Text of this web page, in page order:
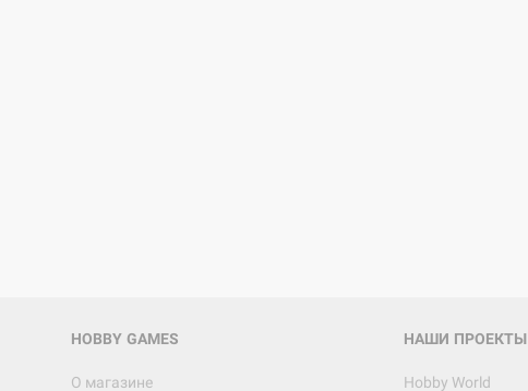
HOBBY GAMES
О магазине
НАШИ ПРОЕКТЫ
Hobby World
12 990